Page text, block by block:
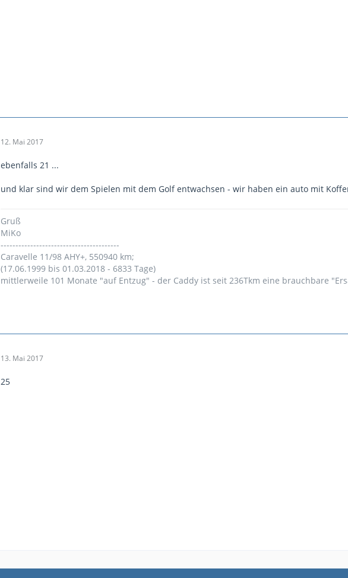
12. Mai 2017
ebenfalls 21 ...
und klar sind wir dem Spielen mit dem Golf entwachsen - wir haben ein auto mit
Gruß
MiKo
----------------------------------------
Caravelle 11/98 AHY+, 550940 km;
(17.06.1999 bis 01.03.2018 - 6833 Tage)
mittlerweile 101 Monate "auf Entzug" - der Caddy ist seit 236Tkm eine brauchbare
13. Mai 2017
25